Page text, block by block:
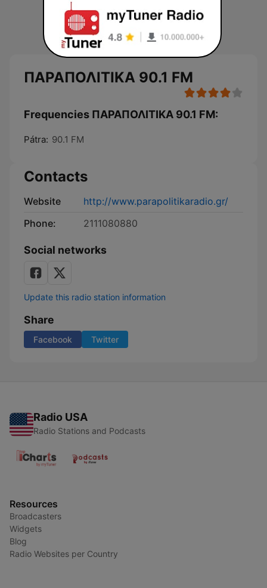
ΠΑΡΑΠΟΛΙΤΙΚΑ 90.1 FM
Frequencies ΠΑΡΑΠΟΛΙΤΙΚΑ 90.1 FM:
Pátra: 90.1 FM
Contacts
Website
http://www.parapolitikaradio.gr/
Phone:
2111080880
Social networks
Update this radio station information
Share
Facebook Twitter
Radio USA
Radio Stations and Podcasts
Resources
Broadcasters
Widgets
Blog
Radio Websites per Country